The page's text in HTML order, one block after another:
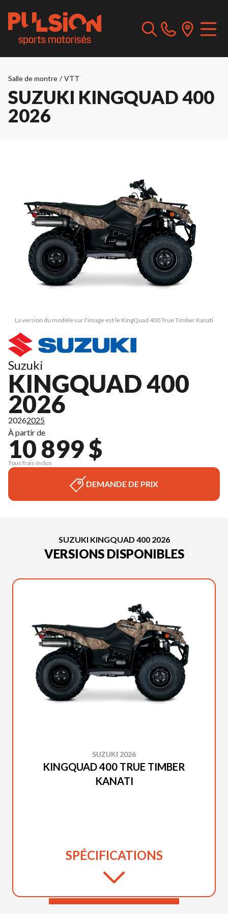
Salle de montre / VTT
SUZUKI KINGQUAD 400
2026
La version du modèle sur l'image est le KingQuad 400 True Timber Kanati
Suzuki
KINGQUAD 400
2026
20262025
À partir de
10 899 $
Tous frais inclus
DEMANDE DE PRIX
SUZUKI KINGQUAD 400 2026
VERSIONS DISPONIBLES
SUZUKI 2026
KINGQUAD 400 TRUE TIMBER
KANATI
SPÉCIFICATIONS